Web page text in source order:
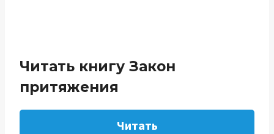
Читать книгу Закон
притяжения
Читать